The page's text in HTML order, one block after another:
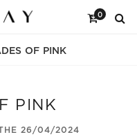
0
OF PINK
PINK
26/04/2024